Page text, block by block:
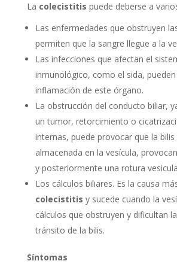
La colecistitis puede deberse a
Las enfermedades que obstruyen
permiten que la sangre llegue a la
Las infecciones que afectan el
inmunológico, como el sida,
inflamación de este órgano.
La obstrucción del conducto biliar,
un tumor, retorcimiento o
internas, puede provocar que la bilis
almacenada en la vesícula,
y posteriormente una rotura
Los cálculos biliares. Es la causa
colecistitis y sucede cuando la
cálculos que obstruyen y dificultan
tránsito de la bilis.
Síntomas